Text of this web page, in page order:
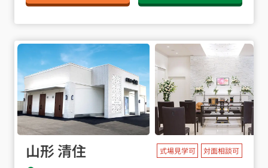
山形 清住 式場見学可 対面相談可